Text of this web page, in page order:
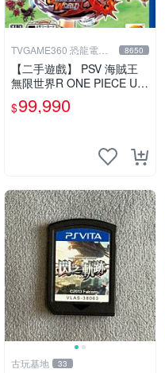
TVGAME360 恐龍電玩- 8650
【二手遊戲】 PSV 海賊王
無限世界R ONE PIECE Unli
mited World 中文版【台中
恐龍電玩】
$99,990
古玩基地 33